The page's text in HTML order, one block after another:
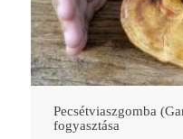
Pecsétviaszgomba
fogyasztása